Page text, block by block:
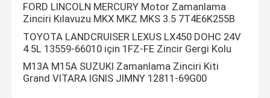
FORD LINCOLN MERCURY Motor Zamanlama
Zinciri Kılavuzu MKX MKZ MKS 3.5 7T4E6K255B
TOYOTA LANDCRUISER LEXUS LX450 DOHC 24V
4.5L 13559-66010 için 1FZ-FE Zincir Gergi Kolu
M13A M15A SUZUKI Zamanlama Zinciri Kiti
Grand VITARA IGNIS JIMNY 12811-69G00